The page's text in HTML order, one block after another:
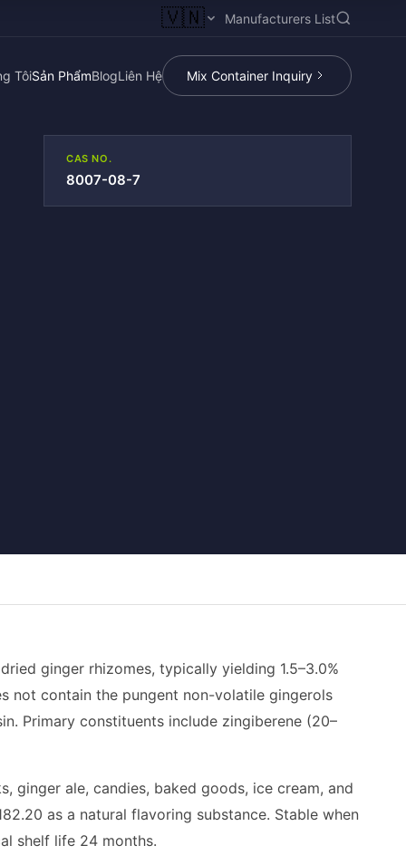
🇻🇳 Manufacturers List
TôiSản PhẩmBlogLiên Hệ Mix Container Inquiry
CAS NO.
8007-08-7
ginger rhizomes, typically yielding 1.5–3.0%
not contain the pungent non-volatile gingerols
Primary constituents include zingiberene (20–
ginger ale, candies, baked goods, ice cream, and
as a natural flavoring substance. Stable when
shelf life 24 months.